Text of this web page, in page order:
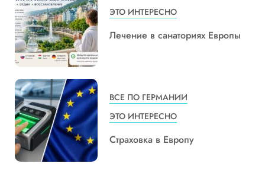
ЭТО ИНТЕРЕСНО
Лечение в санаториях Европы
ВСЕ ПО ГЕРМАНИИ
ЭТО ИНТЕРЕСНО
Страховка в Европу